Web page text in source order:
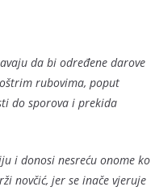
da bi određene darove
rubovima, poput
do sporova i prekida
i donosi nesreću onome ko
novčić, jer se inače vjeruje